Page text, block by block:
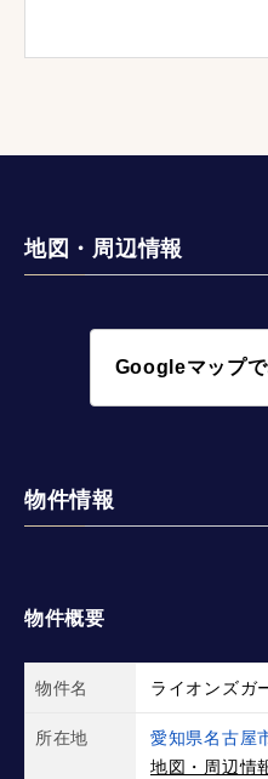
いただき購入という決断
地図・周辺情報
Googleマップ
物件情報
物件概要
物件名 ライオンズガ
所在地 愛知県名古屋
地図・周辺情